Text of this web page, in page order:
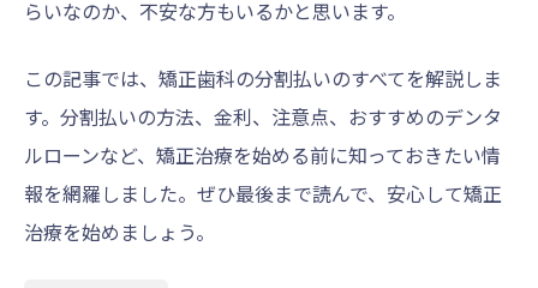
らいなのか、不安な方もいるかと思います。
この記事では、矯正歯科の分割払いのすべてを解説しま
す。分割払いの方法、金利、注意点、おすすめのデンタ
ルローンなど、矯正治療を始める前に知っておきたい情
報を網羅しました。ぜひ最後まで読んで、安心して矯正
治療を始めましょう。